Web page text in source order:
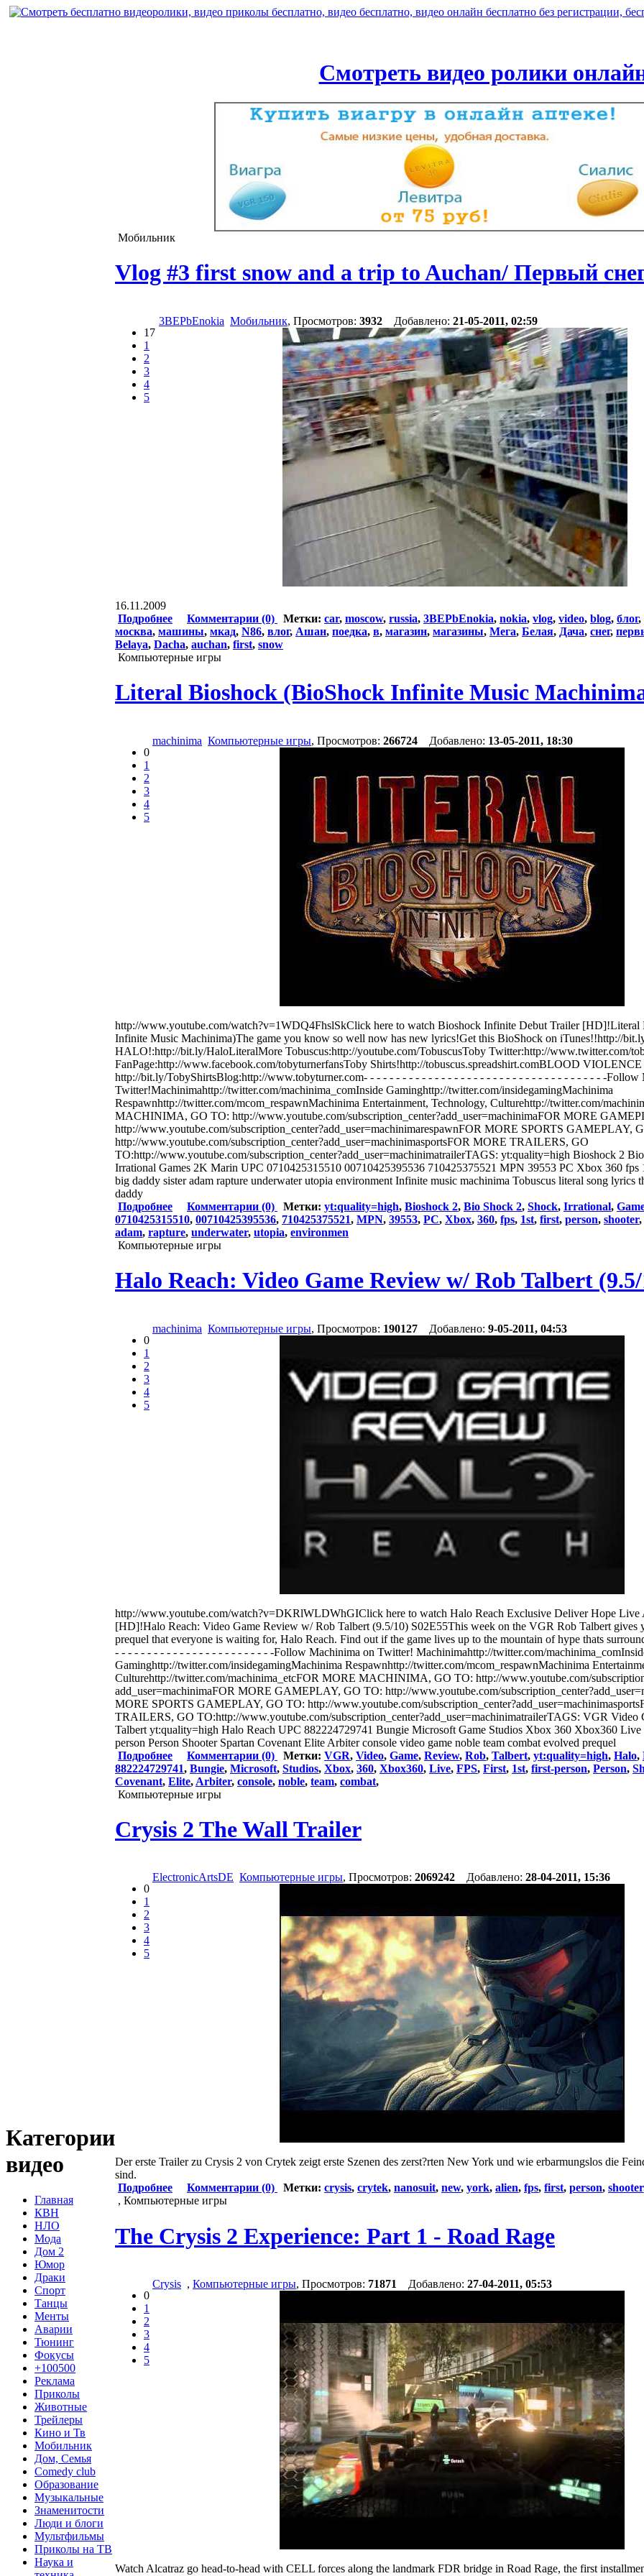
Смотреть видео ролики
Категории
видео
Главная
КВН
НЛО
Мода
Дом 2
Юмор
Драки
Спорт
Танцы
Менты
Аварии
Тюнинг
Фокусы
+100500
Реклама
Приколы
Животные
Трейлеры
Кино и Тв
Мобильник
Дом, Семья
Comedy club
Образование
Музыкальные
Знаменитости
Люди и блоги
Мультфильмы
Приколы на ТВ
Наука и
Мобильник
Vlog #3 first snow and a trip to Auchan/ Первый
17
1
2
3
4
5
3BEPbEnokia Мобильник, Просмотров: 3932 Добавлено: 21-05-2011, 02:59
16.11.2009
Подробнее
Комментарии (0) Метки: car, moscow, russia, 3BEPbEnokia, nokia, vlog, video, blog, блог,
москва, машины, мкад, N86, влог, Ашан, поедка, в, магазин, магазины, Мега, Белая, Дача, снег,
Belaya, Dacha, auchan, first, snow
Компьютерные игры
Literal Bioshock (BioShock Infinite Music
0
1
2
3
4
5
machinima Компьютерные игры, Просмотров: 266724 Добавлено: 13-05-2011, 18:30
http://www.youtube.com/watch?v=1WDQ4FhslSkClick here to watch Bioshock Infinite Debut Trailer [HD]!Literal
Infinite Music Machinima)The game you know so well now has new lyrics!Get this BioShock on iTunes!!http://
HALO!:http://bit.ly/HaloLiteralMore Tobuscus:http://youtube.com/TobuscusToby Twitter:http://www.twitter.com/
FanPage:http://www.facebook.com/tobyturnerfansToby Shirts!http://tobuscus.spreadshirt.comBLOOD
http://bit.ly/TobyShirtsBlog:http://www.tobyturner.com- - - - - - - - - - - - - - - - - - - - - - - - - - - - - - - - - - - - - -Follow
Twitter!Machinimahttp://twitter.com/machinima_comInside Gaminghttp://twitter.com/insidegamingMachinima
Respawnhttp://twitter.com/mcom_respawnMachinima Entertainment, Technology, Culturehttp://twitter.com/
MACHINIMA, GO TO: http://www.youtube.com/subscription_center?add_user=machinimaFOR MORE
http://www.youtube.com/subscription_center?add_user=machinimarespawnFOR MORE SPORTS GAMEPLAY,
http://www.youtube.com/subscription_center?add_user=machinimasportsFOR MORE TRAILERS, GO
TO:http://www.youtube.com/subscription_center?add_user=machinimatrailerTAGS: yt:quality=high Bioshock 2
Irrational Games 2K Marin UPC 0710425315510 00710425395536 710425375521 MPN 39553 PC Xbox 360 fps
big daddy sister adam rapture underwater utopia environment Infinite music machinima Tobuscus literal song lyrics
daddy
Подробнее
Комментарии (0) Метки: yt:quality=high, Bioshock 2, Bio Shock 2, Shock, Irrational,
0710425315510, 00710425395536, 710425375521, MPN, 39553, PC, Xbox, 360, fps, 1st, first, person, shooter,
adam, rapture, underwater, utopia, environmen
Компьютерные игры
Halo Reach: Video Game Review w/ Rob Talbert
0
1
2
3
4
5
machinima Компьютерные игры, Просмотров: 190127 Добавлено: 9-05-2011, 04:53
http://www.youtube.com/watch?v=DKRlWLDWhGIClick here to watch Halo Reach Exclusive Deliver Hope Live
[HD]!Halo Reach: Video Game Review w/ Rob Talbert (9.5/10) S02E55This week on the VGR Rob Talbert gives
prequel that everyone is waiting for, Halo Reach. Find out if the game lives up to the mountain of hype thats
- - - - - - - - - - - - - - - - - - - - - - - - -Follow Machinima on Twitter! Machinimahttp://twitter.com/
Gaminghttp://twitter.com/insidegamingMachinima Respawnhttp://twitter.com/mcom_respawnMachinima
Culturehttp://twitter.com/machinima_etcFOR MORE MACHINIMA, GO TO: http://www.youtube.com/
add_user=machinimaFOR MORE GAMEPLAY, GO TO: http://www.youtube.com/
MORE SPORTS GAMEPLAY, GO TO: http://www.youtube.com/
TRAILERS, GO TO:http://www.youtube.com/subscription_center?add_user=machinimatrailerTAGS: VGR Video
Talbert yt:quality=high Halo Reach UPC 882224729741 Bungie Microsoft Game Studios Xbox 360 Xbox360 Live
person Person Shooter Spartan Covenant Elite Arbiter console video game noble team combat evolved prequel
Подробнее
Комментарии (0) Метки: VGR, Video, Game, Review, Rob, Talbert, yt:quality=high, Halo,
882224729741, Bungie, Microsoft, Studios, Xbox, 360, Xbox360, Live, FPS, First, 1st, first-person, Person,
Covenant, Elite, Arbiter, console, noble, team, combat,
Компьютерные игры
Crysis 2 The Wall Trailer
0
1
2
3
4
5
ElectronicArtsDE Компьютерные игры, Просмотров: 2069242 Добавлено: 28-04-2011, 15:36
Der erste Trailer zu Crysis 2 von Crytek zeigt erste Szenen des zerst?rten New York und wie erbarmungslos die
sind.
Подробнее
Комментарии (0) Метки: crysis, crytek, nanosuit, new, york, alien, fps, first, person, shooter
, Компьютерные игры
The Crysis 2 Experience: Part 1 - Road Rage
0
1
2
3
4
5
Crysis , Компьютерные игры, Просмотров: 71871 Добавлено: 27-04-2011, 05:53
Watch Alcatraz go head-to-head with CELL forces along the landmark FDR bridge in Road Rage, the first